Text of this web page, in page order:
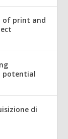
of print and
potential
di